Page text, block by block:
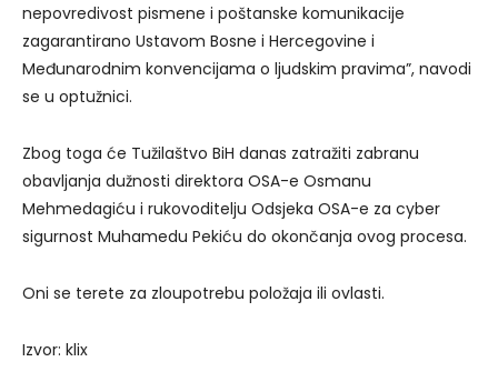
nepovredivost pismene i poštanske komunikacije
zagarantirano Ustavom Bosne i Hercegovine i
Međunarodnim konvencijama o ljudskim pravima”, navodi
se u optužnici.
Zbog toga će Tužilaštvo BiH danas zatražiti zabranu
obavljanja dužnosti direktora OSA-e Osmanu
Mehmedagiću i rukovoditelju Odsjeka OSA-e za cyber
sigurnost Muhamedu Pekiću do okončanja ovog procesa.
Oni se terete za zloupotrebu položaja ili ovlasti.
Izvor: klix